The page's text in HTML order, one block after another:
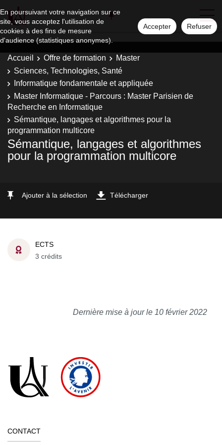
En poursuivant votre navigation sur ce
site, vous acceptez l'utilisation de
cookies à des fins de mesure
d'audience (statistiques anonymes).
Accepter Refuser
Accueil Offre de formation
Master
Sciences, Technologies, Santé
Informatique fondamentale et appliquée
Master Informatique - Parcours : Master Parisien de
Recherche en Informatique
Sémantique, langages et algorithmes pour la
programmation multicore
Sémantique, langages et algorithmes
pour la programmation multicore
Ajouter à la sélection Télécharger
ECTS
3 crédits
Dernière mise à jour le 10 février 2022
CONTACT